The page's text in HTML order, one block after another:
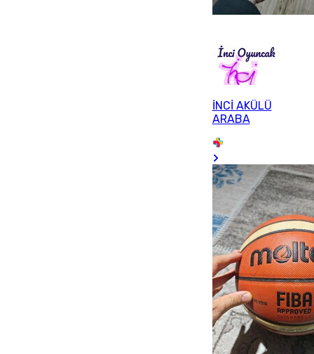
İNCİ AKÜLÜ
ARABA